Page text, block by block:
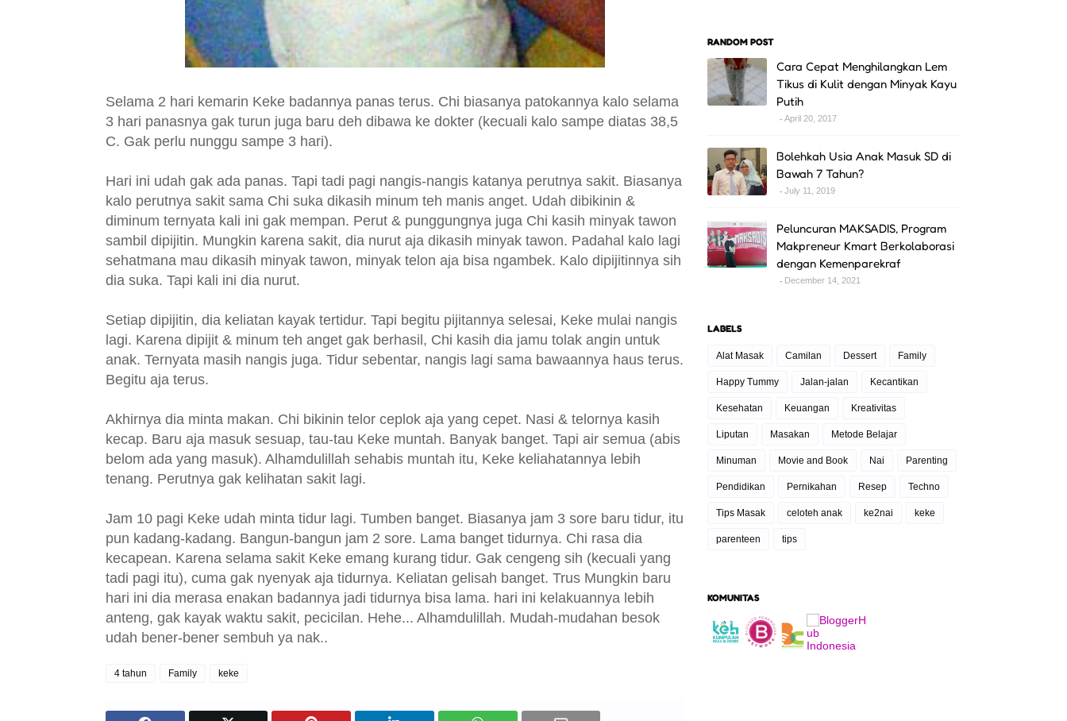
Selama 2 hari kemarin Keke badannya panas terus. Chi biasanya patokannya kalo selama
3 hari panasnya gak turun juga baru deh dibawa ke dokter (kecuali kalo sampe diatas 38,5
C. Gak perlu nunggu sampe 3 hari).
Hari ini udah gak ada panas. Tapi tadi pagi nangis-nangis katanya perutnya sakit. Biasanya
kalo perutnya sakit sama Chi suka dikasih minum teh manis anget. Udah dibikinin &
diminum ternyata kali ini gak mempan. Perut & punggungnya juga Chi kasih minyak tawon
sambil dipijitin. Mungkin karena sakit, dia nurut aja dikasih minyak tawon. Padahal kalo lagi
sehatmana mau dikasih minyak tawon, minyak telon aja bisa ngambek. Kalo dipijitinnya sih
dia suka. Tapi kali ini dia nurut.
Setiap dipijitin, dia keliatan kayak tertidur. Tapi begitu pijitannya selesai, Keke mulai nangis
lagi. Karena dipijit & minum teh anget gak berhasil, Chi kasih dia jamu tolak angin untuk
anak. Ternyata masih nangis juga. Tidur sebentar, nangis lagi sama bawaannya haus terus.
Begitu aja terus.
Akhirnya dia minta makan. Chi bikinin telor ceplok aja yang cepet. Nasi & telornya kasih
kecap. Baru aja masuk sesuap, tau-tau Keke muntah. Banyak banget. Tapi air semua (abis
belom ada yang masuk). Alhamdulillah sehabis muntah itu, Keke keliahatannya lebih
tenang. Perutnya gak kelihatan sakit lagi.
Jam 10 pagi Keke udah minta tidur lagi. Tumben banget. Biasanya jam 3 sore baru tidur, itu
pun kadang-kadang. Bangun-bangun jam 2 sore. Lama banget tidurnya. Chi rasa dia
kecapean. Karena selama sakit Keke emang kurang tidur. Gak cengeng sih (kecuali yang
tadi pagi itu), cuma gak nyenyak aja tidurnya. Keliatan gelisah banget. Trus Mungkin baru
hari ini dia merasa enakan badannya jadi tidurnya bisa lama. hari ini kelakuannya lebih
anteng, gak kayak waktu sakit, pecicilan. Hehe... Alhamdulillah. Mudah-mudahan besok
udah bener-bener sembuh ya nak..
4 tahun Family keke
RANDOM POST
Cara Cepat Menghilangkan Lem
Tikus di Kulit dengan Minyak Kayu
Putih
April 20, 2017
Bolehkah Usia Anak Masuk SD di
Bawah 7 Tahun?
July 11, 2019
Peluncuran MAKSADIS, Program
Makpreneur Kmart Berkolaborasi
dengan Kemenparekraf
December 14, 2021
LABELS
Alat Masak Camilan Dessert Family
Happy Tummy Jalan-jalan Kecantikan
Kesehatan Keuangan Kreativitas
Liputan Masakan Metode Belajar
Minuman Movie and Book Nai Parenting
Pendidikan Pernikahan Resep Techno
Tips Masak celoteh anak ke2nai keke
parenteen tips
KOMUNITAS